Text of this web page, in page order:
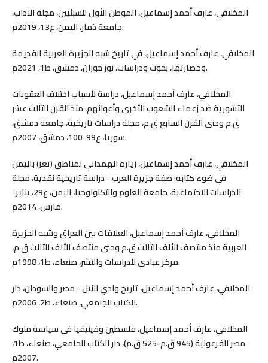
المخلافي، عارف أحمد إسماعيل، الموطن الأول للسبئيين، مجلة الآداب،
جامعة ذمار، اليمن، ع13، 2019م.
المخلافي، عارف أحمد إسماعيل، في تاريخ شبه الجزيرة العربية القديمة
وحضارتها، بحوث ودراسات، نور حوران، دمشق، ط1، 2021م.
المخلافي، عارف أحمد إسماعيل، دراسة لأسباب اختلاف العقوبات
الآشورية ضد زعماء الشعوب الأخرى وأعوانهم، منذ القرن الثالث عشر
ق.م وحتى القرن السابع ق.م، مجلة دراسات تاريخية، جامعة دمشق،
سوريا، ع99-100، دمشق، 2007م.
المخلافي، عارف أحمد إسماعيل، زيارة الهمداني لمناطق (تعز) باليمن
في ضوء كتابه: صفة جزيرة العرب - دراسة تاريخية نقدية، مجلة
الدراسات الاجتماعية، جامعة العلوم والتكنولوجيا، اليمن، ع29، يناير-
مارس، 2014م.
المخلافي، عارف أحمد إسماعيل، العلاقات بين العراق وشبه الجزيرة
العربية منذ منتصف الألف الثالث ق.م وحتى منتصف الألف الثالث ق.م،
مركز عبادي للدراسات والنشر، صنعاء، ط1، 1998م.
المخلافي، عارف أحمد إسماعيل، تاريخ وادي النيل - مصر والسودان، دار
الكتاب الجامعي، صنعاء، ط2، 2006م.
المخلافي، عارف أحمد إسماعيل، فلسطين وفينيقيا في سياسة ملوك
مصر الفرعونية (945 ق.م-525 ق.م)، دار الكتاب الجامعي، صنعاء، ط1،
2007م.